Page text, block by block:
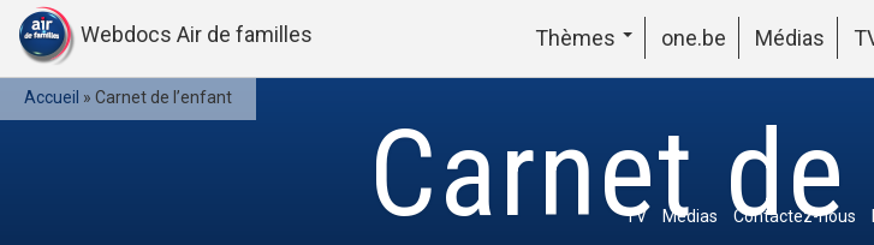
Webdocs Air de familles Thèmes one.be Médias
Accueil » Carnet de l’enfant
Carnet
TV Médias Contactez-nous